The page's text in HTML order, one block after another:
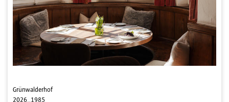
Grünwalderhof
2026_1985